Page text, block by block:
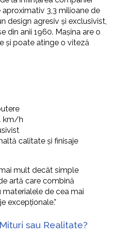
3,3 milioane de
design agresiv și exclusivist,
din anii 1960. Mașina are o
și poate atinge o viteză
km/h
calitate și finisaje
mult decât simple
artă care combină
de cea mai
excepționale.”
sau Realitate?